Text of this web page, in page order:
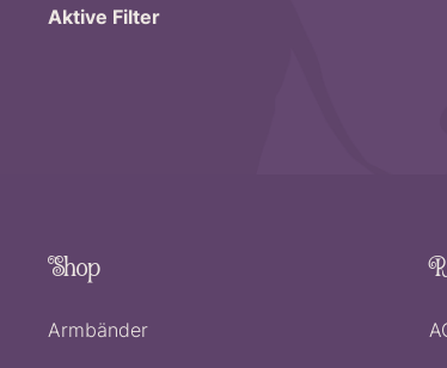
Aktive Filter
Shop
Armbänder